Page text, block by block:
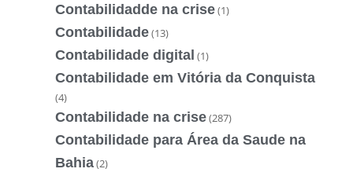
Contabilidadde na crise(1)
Contabilidade(13)
Contabilidade digital (1)
Contabilidade em Vitória da Conquista
(4)
Contabilidade na crise(287)
Contabilidade para Área da Saude na
Bahia(2)